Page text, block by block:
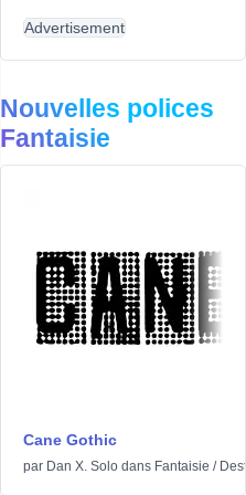
Advertisement
Nouvelles polices
Fantaisie
Cane Gothic
par Dan X. Solo dans Fantaisie /